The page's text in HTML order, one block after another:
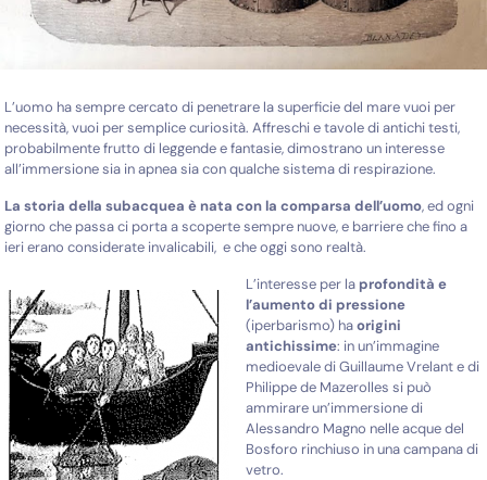
L’uomo ha sempre cercato di penetrare la superficie del mare vuoi per
necessità, vuoi per semplice curiosità. Affreschi e tavole di antichi testi,
probabilmente frutto di leggende e fantasie, dimostrano un interesse
all’immersione sia in apnea sia con qualche sistema di respirazione.
La storia della subacquea è nata con la comparsa dell’uomo, ed ogni
giorno che passa ci porta a scoperte sempre nuove, e barriere che fino a
ieri erano considerate invalicabili, e che oggi sono realtà.
L’interesse per la profondità e
l’aumento di pressione
(iperbarismo) haorigini
antichissime: in un’immagine
medioevale di Guillaume Vrelant e di
Philippe de Mazerolles si può
ammirare un’immersione di
Alessandro Magno nelle acque del
Bosforo rinchiuso in una campana di
vetro.